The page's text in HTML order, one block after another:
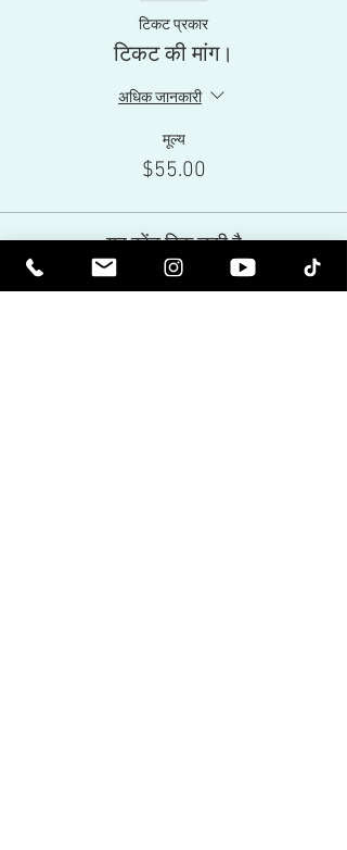
टिकट प्रकार
टिकट की मांग।
अधिक जानकारी
मूल्य
$55.00
यह इवेंट बिक चुकी है